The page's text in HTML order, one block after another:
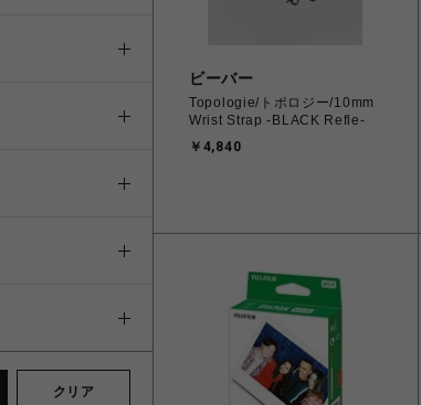
クリア
ビーバー
Topologie/トポロジー/10mm
Wrist Strap -BLACK Refle-
￥4,840